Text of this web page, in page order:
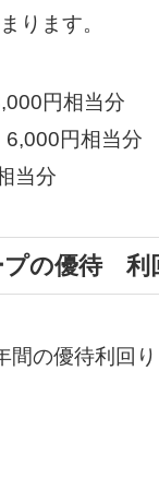
ります。
円相当分
6,000円相当分
当分
プの優待 利
間の優待利回